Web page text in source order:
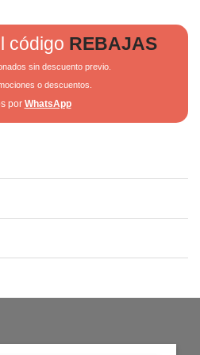
código REBAJAS
sin descuento previo.
o descuentos.
por WhatsApp